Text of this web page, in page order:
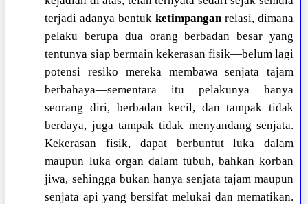
terjadi adanya bentukketimpanganrelasi, dimana
pelaku berupa dua orang berbadan besar yang
tentunya siap bermain kekerasan fisik—belum lagi
potensi resiko mereka membawa senjata tajam
berbahaya—sementara itu pelakunya hanya
seorang diri, berbadan kecil, dan tampak tidak
berdaya, juga tampak tidak menyandang senjata.
Kekerasan fisik, dapat berbuntut luka dalam
maupun luka organ dalam tubuh, bahkan korban
jiwa, sehingga bukan hanya senjata tajam maupun
senjata api yang bersifat melukai dan mematikan.